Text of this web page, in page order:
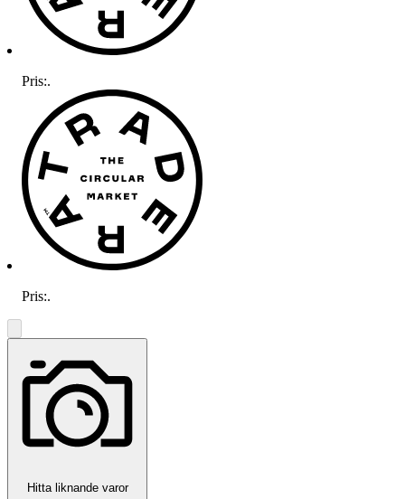
Pris:.
Pris:.
Hitta liknande varor